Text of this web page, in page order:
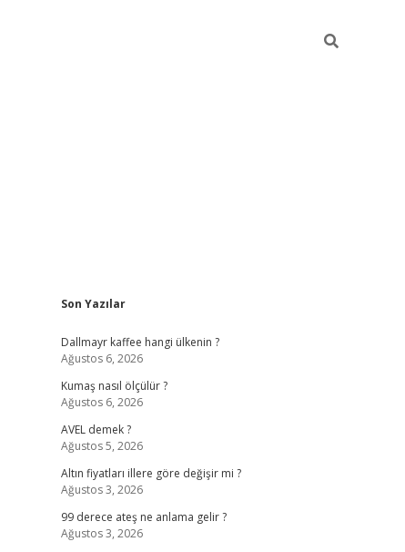
Sidebar
Son Yazılar
Dallmayr kaffee hangi ülkenin ?
Ağustos 6, 2026
Kumaş nasıl ölçülür ?
Ağustos 6, 2026
AVEL demek ?
Ağustos 5, 2026
Altın fiyatları illere göre değişir mi ?
Ağustos 3, 2026
99 derece ateş ne anlama gelir ?
Ağustos 3, 2026